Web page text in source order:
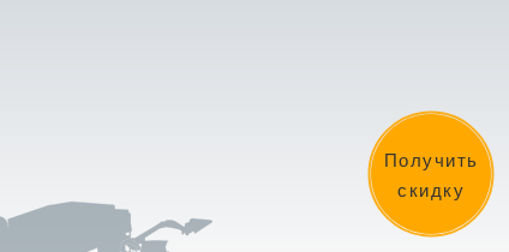
Получить
скидку